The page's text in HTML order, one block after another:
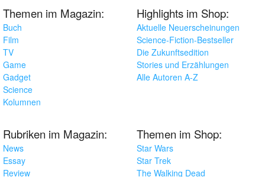
Themen im Magazin:
Buch
Film
TV
Game
Gadget
Science
Kolumnen
Highlights im Shop:
Aktuelle Neuerscheinungen
Science-Fiction-Bestseller
Die Zukunftsedition
Stories und Erzählungen
Alle Autoren A-Z
Rubriken im Magazin:
News
Essay
Review
Themen im Shop:
Star Wars
Star Trek
The Walking Dead